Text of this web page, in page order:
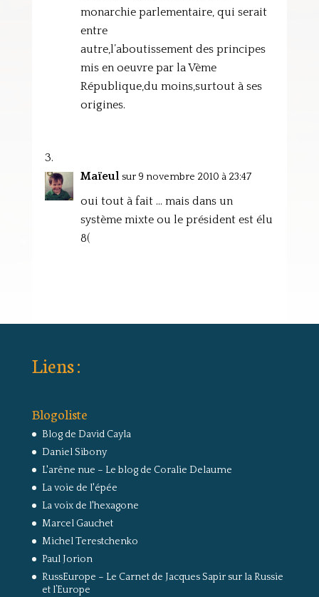
monarchie parlementaire, qui serait
entre
autre,l’aboutissement des principes
mis en oeuvre par la Vème
République,du moins,surtout à ses
origines.
Maïeul sur 9 novembre 2010 à 23:47
oui tout à fait … mais dans un
système mixte ou le président est élu
8(
Liens :
Blogoliste
Blog de David Cayla
Daniel Sibony
L'arêne nue – Le blog de Coralie Delaume
La voie de l'épée
La voix de l'hexagone
Marcel Gauchet
Michel Terestchenko
Paul Jorion
RussEurope – Le Carnet de Jacques Sapir sur la Russie
et l’Europe